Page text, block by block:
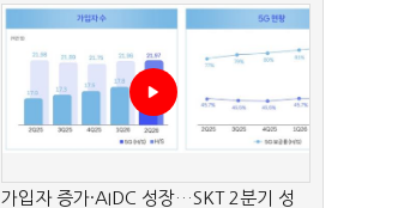
가입자 증가·AIDC 성장…SKT 2분기 성